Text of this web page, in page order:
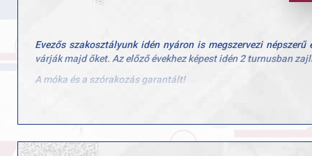
Evezős szakosztályunk idén nyáron is megszervezi
várják majd őket. Az előző évekhez képest idén 2 turnusban
A móka és a szórakozás garantált!
majd választani.
A tábor díja: 50.000 Ft